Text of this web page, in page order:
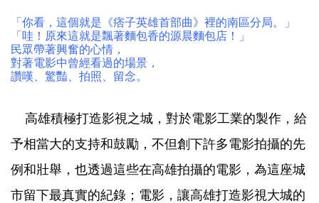
「你看，這個就是《痞子英雄首部曲》裡的南區分局。」
「哇！原來這就是飄著麵包香的源晨麵包店！」
民眾帶著興奮的心情，
對著電影中曾經看過的場景，
讚嘆、驚豔、拍照、留念。
高雄積極打造影視之城，對於電影工業的製作，給
予相當大的支持和鼓勵，不但創下許多電影拍攝的先
例和壯舉，也透過這些在高雄拍攝的電影，為這座城
市留下最真實的紀錄；電影，讓高雄打造影視大城的